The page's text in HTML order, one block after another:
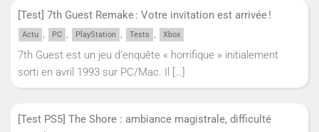
[Test] 7th Guest Remake : Votre invitation est arrivée !
Actu , PC , PlayStation , Tests , Xbox
7th Guest est un jeu d’enquête « horrifique » initialement
sorti en avril 1993 sur PC/Mac. Il […]
[Test PS5] The Shore : ambiance magistrale, difficulté